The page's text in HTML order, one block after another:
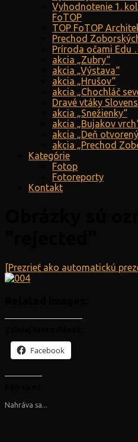
Vyhodnotenie 1.
FoTOP
TOP FoTOP
Prechod
Príroda očami Edu
akcia „Zubry“
akcia „Výstava“
akcia „Hrušov“
akcia „Chochláč
Dravé vtáky
akcia „Snežienky“
akcia „Bujakov
akcia „Deň
akcia „Prechod
Kategórie
Fotop
Fotoreporty
Kontakt
[Prezrieť ako automatickú
Facebook
Nahráva sa...